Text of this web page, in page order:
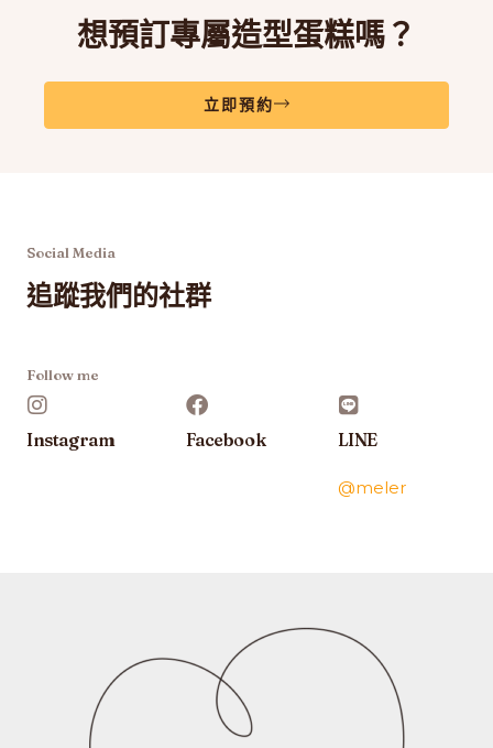
想預訂專屬造型蛋糕嗎？
立即預約
Social Media
追蹤我們的社群
Follow me
Instagram Facebook LINE
@meler